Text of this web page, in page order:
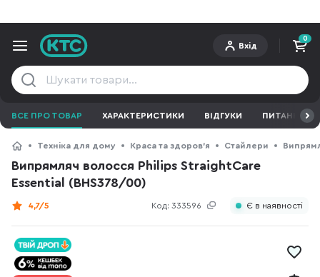
Вхід
0
ВСЕ ПРО ТОВАР ХАРАКТЕРИСТИКИ ВІДГУКИ ПИТАННЯ ТА
Техніка для дому Краса та здоров'я Стайлери
Випрямляч волосся Philips StraightCare
Essential (BHS378/00)
Код: 333596
4,7/5 Є в наявності